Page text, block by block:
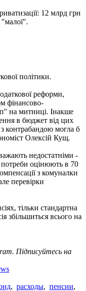
12 млрд грн
"малої".
політики.
реформи,
фінансово-
на митниці. Інакше
в бюджет від цих
з контрабандою могла б
Олексій Кущ.
недостатніми -
оцінюють в 70
з комуналки
перевірки
тільки стандартна
збільшиться всього на
Підписуйтесь на
, расходы, пенсии,